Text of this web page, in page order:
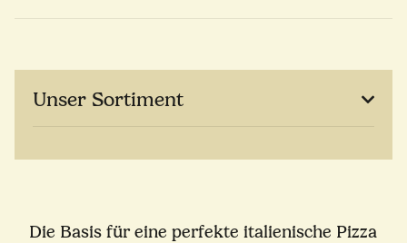
Unser Sortiment
Die Basis für eine perfekte italienische Pizza